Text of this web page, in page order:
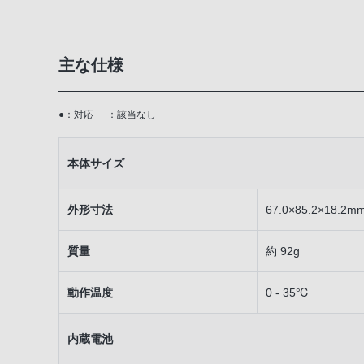
主な仕様
●：対応 -：該当なし
本体サイズ
外形寸法
質量 約 92g
動作温度 0 - 35℃
内蔵電池